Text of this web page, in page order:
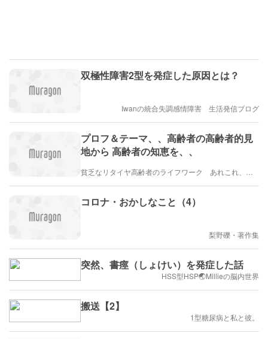
双極性障害2型を発症した原因とは？
Iwanの統合失調感情障害 生活発信ブログ
プロフ＆テーマ、、高齢者の高齢者的見
地から 高齢者の知恵を、、
コロナ・おかしなこと（4）
梨野礫・著作集
突然、書痙（しょけい）を発症した話
HSS型HSP🌏Millieの脳内世界
搬送【2】
1型糖尿病と私と彼。